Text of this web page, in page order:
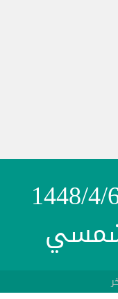
الهجري 1448/4/6